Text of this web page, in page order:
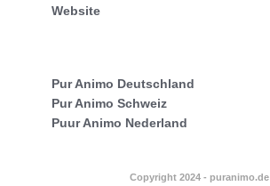
Website
Pur Animo Deutschland
Pur Animo Schweiz
Puur Animo Nederland
Copyright 2024 - puranimo.de